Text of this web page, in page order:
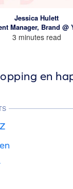
Jessica Hulett
Manager, Brand @
3 minutes read
en